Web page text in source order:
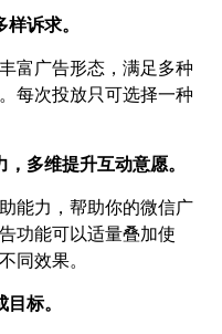
诉求。
富广告形态，满足多种
每次投放只可选择一种
多维提升互动意愿。
能力，帮助你的微信广
功能可以适量叠加使
同效果。
标。